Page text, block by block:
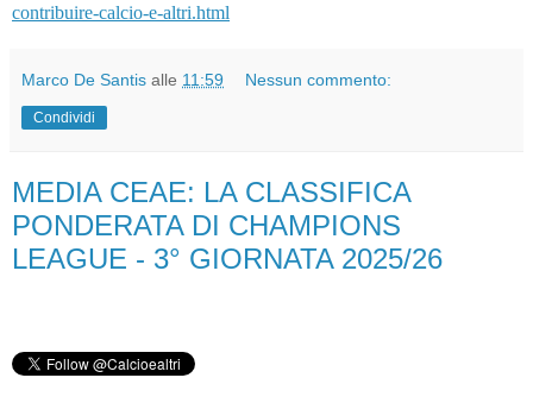
contribuire-calcio-e-altri.html
Marco De Santis alle 11:59 Nessun commento:
Condividi
MEDIA CEAE: LA CLASSIFICA
PONDERATA DI CHAMPIONS
LEAGUE - 3° GIORNATA 2025/26